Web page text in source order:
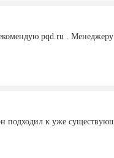
pqd.ru .
подходил к уже